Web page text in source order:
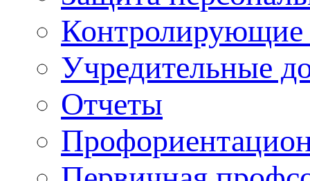
Контролирующие
Учредительные
Отчеты